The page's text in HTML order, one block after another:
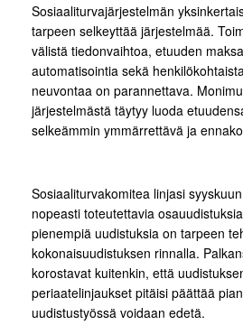
Sosiaaliturvajärjestelmän
tarpeen selkeyttää järjestelmää.
välistä tiedonvaihtoa, etuuden
automatisointia sekä
neuvontaa on parannettava.
järjestelmästä täytyy luoda
selkeämmin ymmärrettävä ja
Sosiaaliturvakomitea linjasi
nopeasti toteutettavia
pienempiä uudistuksia on tarpeen
kokonaisuudistuksen rinnalla.
korostavat kuitenkin, että
periaatelinjaukset pitäisi päättää
uudistustyössä voidaan edetä.